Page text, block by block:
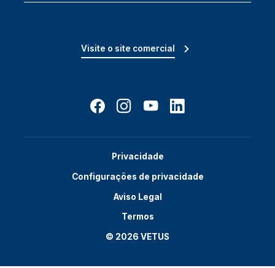
Visite o site comercial
Privacidade
Configurações de privacidade
Aviso Legal
Termos
© 2026 VETUS